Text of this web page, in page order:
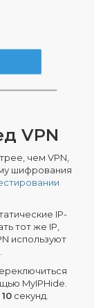
VPN
чем VPN,
шифрования
IP-
тот же IP,
используют
MyIPHide.
секунд.